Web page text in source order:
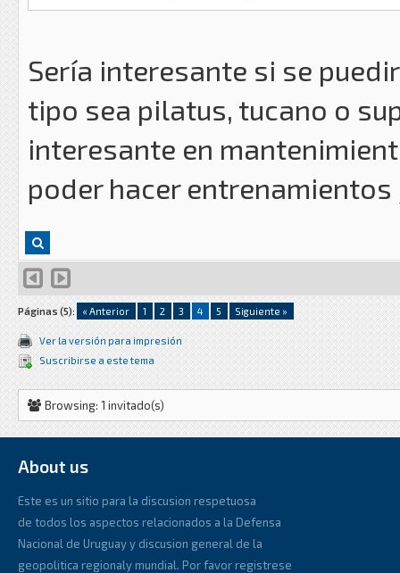
Sería interesante si se
tipo sea pilatus, tucano o
interesante en
poder hacer
Páginas (5): « Anterior 1 2 3 4 5 Siguiente »
Ver la versión para impresión
Suscribirse a este tema
Browsing: 1 invitado(s)
About us
Este es un sitio para la discusion respetuosa
de todos los aspectos relacionados a la Defensa
Nacional de Uruguay y discusion general de la
geopolitica regionaly mundial. Por favor registrese